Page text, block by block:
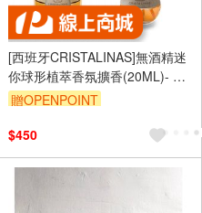
[西班牙CRISTALINAS]無酒精迷
你球形植萃香氛擴香(20ML)- 陽
光橙花
贈OPENPOINT
$450